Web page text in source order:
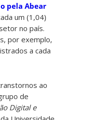
pela Abear
um (1,04)
no país.
por exemplo,
a cada
ao
de
Digital e